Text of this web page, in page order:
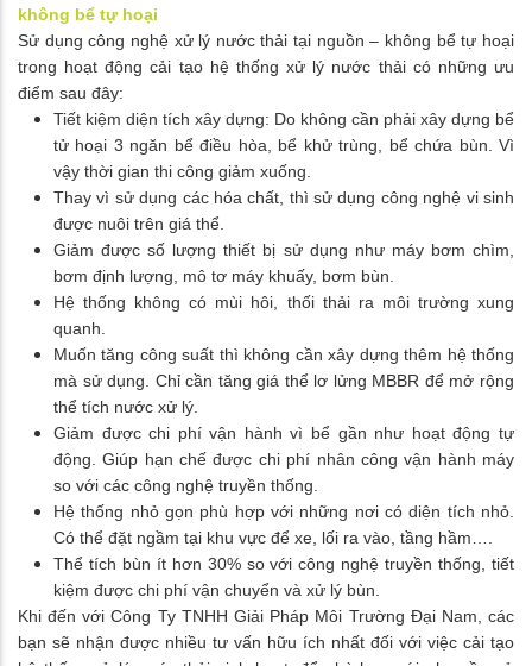
không bể tự hoại
Sử dụng công nghệ xử lý nước thải tại nguồn – không bể tự hoại
trong hoạt động cải tạo hệ thống xử lý nước thải có những ưu
điểm sau đây:
Tiết kiệm diện tích xây dựng: Do không cần phải xây dựng bể
tử hoại 3 ngăn bể điều hòa, bể khử trùng, bể chứa bùn. Vì
vậy thời gian thi công giảm xuống.
Thay vì sử dụng các hóa chất, thì sử dụng công nghệ vi sinh
được nuôi trên giá thể.
Giảm được số lượng thiết bị sử dụng như máy bơm chìm,
bơm định lượng, mô tơ máy khuấy, bơm bùn.
Hệ thống không có mùi hôi, thối thải ra môi trường xung
quanh.
Muốn tăng công suất thì không cần xây dựng thêm hệ thống
mà sử dụng. Chỉ cần tăng giá thể lơ lửng MBBR để mở rộng
thể tích nước xử lý.
Giảm được chi phí vận hành vì bể gần như hoạt động tự
động. Giúp hạn chế được chi phí nhân công vận hành máy
so với các công nghệ truyền thống.
Hệ thống nhỏ gọn phù hợp với những nơi có diện tích nhỏ.
Có thể đặt ngầm tại khu vực để xe, lối ra vào, tầng hầm….
Thể tích bùn ít hơn 30% so với công nghệ truyền thống, tiết
kiệm được chi phí vận chuyển và xử lý bùn.
Khi đến với Công Ty TNHH Giải Pháp Môi Trường Đại Nam, các
bạn sẽ nhận được nhiều tư vấn hữu ích nhất đối với việc cải tạo